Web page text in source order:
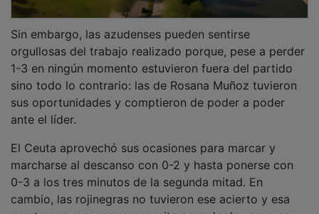
orgullosas del trabajo realizado porque, pese a perder
1-3 en ningún momento estuvieron fuera del partido
sino todo lo contrario: las de Rosana Muñoz tuvieron
sus oportunidades y comptieron de poder a poder
ante el líder.
marcharse al descanso con 0-2 y hasta ponerse con
0-3 a los tres minutos de la segunda mitad. En
cambio, las rojinegras no tuvieron ese acierto y esa
suerte que a veces se necesita para dar la sorpresa